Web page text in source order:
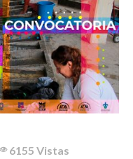
6155 Vistas